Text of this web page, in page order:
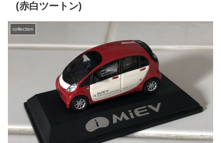
(赤白ツートン)
collection